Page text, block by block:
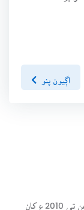
اڳيون پنو
سنڌسلامت ڪتاب گهر ھڪ آن لائين لائبريري آھي، جنھن تي 2010ع کان